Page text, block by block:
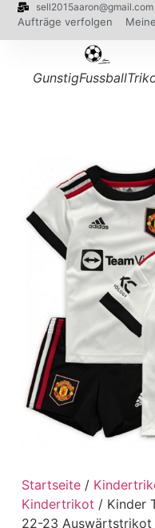
sell2015aaron@gmail.com
Aufträge verfolgen
Startseite/
Kindertrikot / Kinder
22-23